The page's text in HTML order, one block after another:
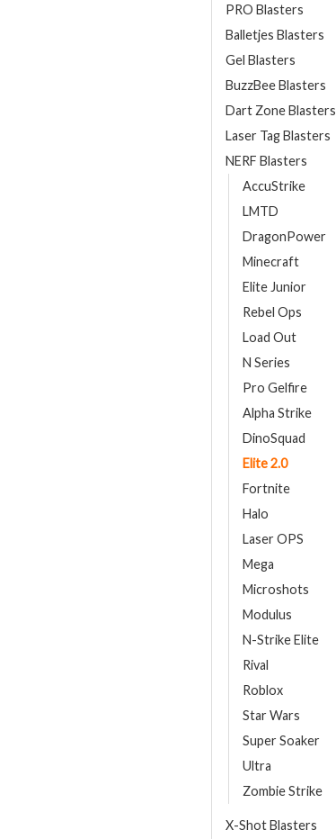
PRO Blasters
Balletjes Blasters
Gel Blasters
BuzzBee Blasters
Dart Zone Blasters
Laser Tag Blasters
NERF Blasters
AccuStrike
LMTD
DragonPower
Minecraft
Elite Junior
Rebel Ops
Load Out
N Series
Pro Gelfire
Alpha Strike
DinoSquad
Elite 2.0
Fortnite
Halo
Laser OPS
Mega
Microshots
Modulus
N-Strike Elite
Rival
Roblox
Star Wars
Super Soaker
Ultra
Zombie Strike
X-Shot Blasters